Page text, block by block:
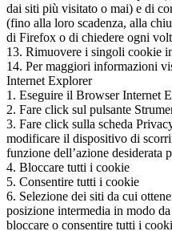
dai siti più visitato o mai) e di
(fino alla loro scadenza, alla
di Firefox o di chiedere ogni
13. Rimuovere i singoli cookie
14. Per maggiori informazioni
Internet Explorer
1. Eseguire il Browser Internet
2. Fare click sul pulsante
3. Fare click sulla scheda
modificare il dispositivo di
funzione dell’azione desiderata
4. Bloccare tutti i cookie
5. Consentire tutti i cookie
6. Selezione dei siti da cui
posizione intermedia in modo
bloccare o consentire tutti i